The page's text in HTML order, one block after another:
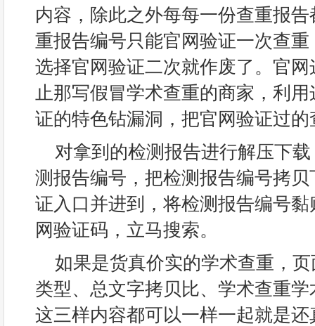
内容，除此之外每每一份查重报
重报告编号只能官网验证一次查
选择官网验证二次就作废了。官
止那写假冒学术查重的商家，利
证的特色钻漏洞，把官网验证过
对拿到的检测报告进行解压下
测报告编号，把检测报告编号拷
证入口并进到，将检测报告编号
网验证码，立马搜索。
如果是货真价实的学术查重，
类型、总文字拷贝比、学术查重
这三样内容都可以一样一起就是